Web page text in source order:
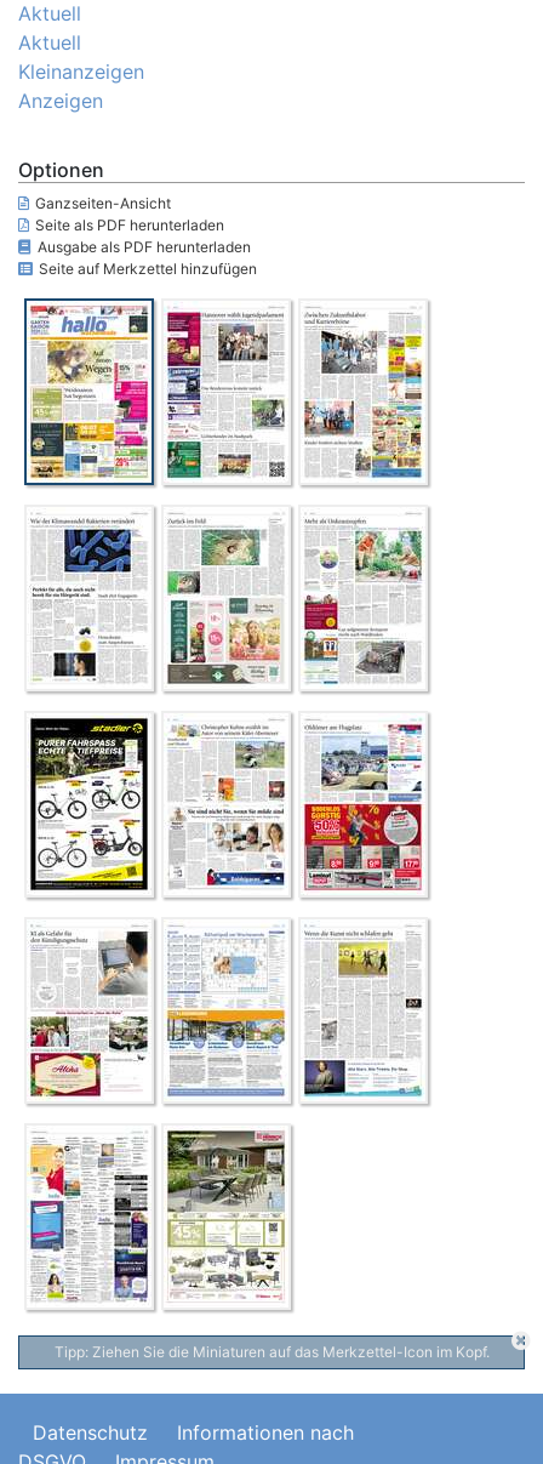
Aktuell
Aktuell
Kleinanzeigen
Anzeigen
Optionen
Ganzseiten-Ansicht
Seite als PDF herunterladen
Ausgabe als PDF herunterladen
Seite auf Merkzettel hinzufügen
Tipp: Ziehen Sie die Miniaturen auf das Merkzettel-Icon im Kopf.
Datenschutz
Informationen nach